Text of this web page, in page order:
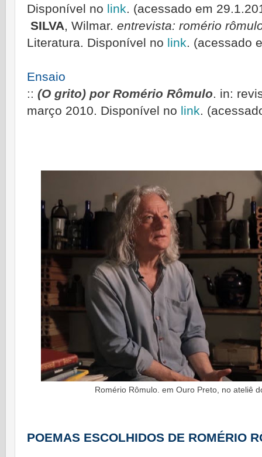
Disponível no link. (acessado em
SILVA, Wilmar. entrevista: romério
Literatura. Disponível no link. (acessado
Ensaio
:: (O grito) por Romério Rômulo. in:
março 2010. Disponível no link.
Romério Rômulo. em Ouro Preto, no ateliê
POEMAS ESCOLHIDOS DE ROMÉRIO